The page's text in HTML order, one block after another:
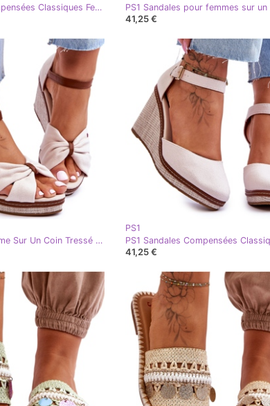
PS1 Sandales Compensées Classiques Femme Beige Malani
41,25 €
PS1 Sandales Femme Sur Un Coin Tressé Beige Judith
PS1
41,25 €